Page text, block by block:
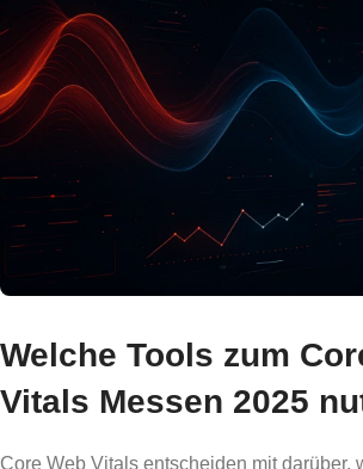
Welche Tools zum
Vitals Messen 2025
Core Web Vitals entscheiden mit darüber,